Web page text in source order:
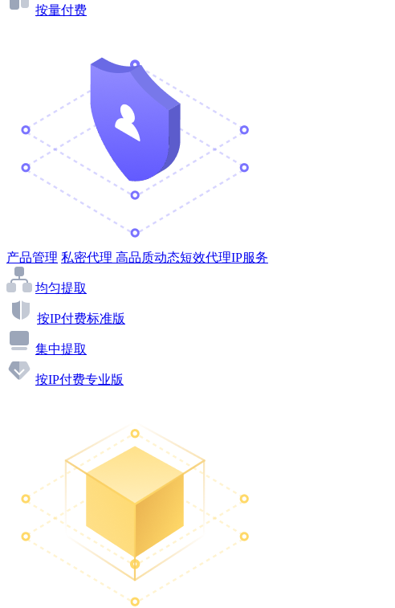
按量付费
产品管理 私密代理 高品质动态短效代理IP服务
均匀提取
按IP付费标准版
集中提取
按IP付费专业版